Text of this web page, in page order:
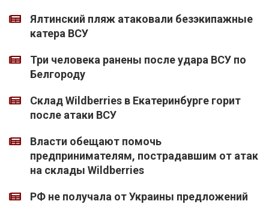
Ялтинский пляж атаковали безэкипажные
катера ВСУ
Три человека ранены после удара ВСУ по
Белгороду
Склад Wildberries в Екатеринбурге горит
после атаки ВСУ
Власти обещают помочь
предпринимателям, пострадавшим от атак
на склады Wildberries
РФ не получала от Украины предложений